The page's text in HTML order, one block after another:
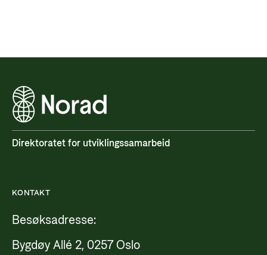
Direktoratet for utviklingssamarbeid
KONTAKT
Besøksadresse:
Bygdøy Allé 2, 0257 Oslo